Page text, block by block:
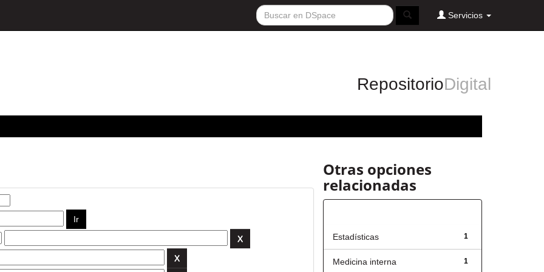
Servicios
RepositorioDigital
Otras opciones
relacionadas
1
Estadísticas
1
Medicina interna